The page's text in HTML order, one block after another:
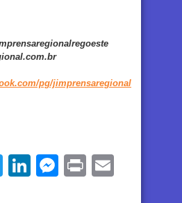
pg/jimprensaregional
TwitterLinkedIn
Messenger
Print